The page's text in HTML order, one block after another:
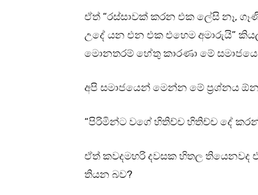
ඒත් “රස්සාවක් කරන එක ලේසි නෑ,
උදේ යන එන එක එහෙම අමාරුයි”
මොනතරම් හේතු කාරණා මේ
අපි සමාජයෙන් මෙන්න මේ ප්‍රශ්නය
“පිරිමින්ට වගේ හිතිච්ච හිතිච්ච දේ
ඒත් කවදමහරි දවසක හිතල තියෙනවද
තියන බව?